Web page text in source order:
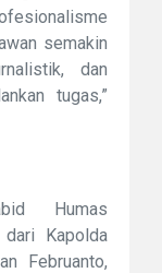
semakin
dan
tugas,”
Humas
dari Kapolda
Februanto,